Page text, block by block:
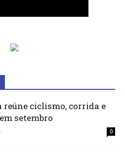
reúne ciclismo, corrida e
setembro
0